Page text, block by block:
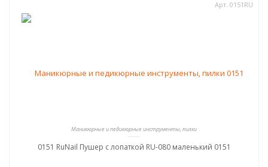
Арт. 0151RU
Маникюрные и педикюрные инструменты, пилки
0151 RuNail Пушер с лопаткой RU-080 маленький 0151